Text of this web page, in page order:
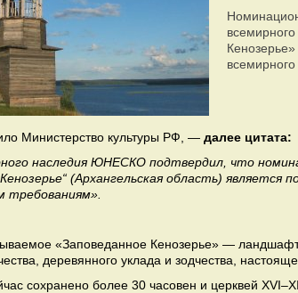
всемирного
Министерство культуры РФ, — далее цитата:
наследия ЮНЕСКО подтвердил, что
Кенозерье“ (Архангельская область)
требованиям».
«Заповеданное Кенозерье» — ландшафт
деревянного уклада и зодчества,
сохранено более 30 часовен и церквей